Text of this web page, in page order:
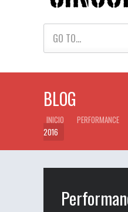
GO TO...
BLOG
INICIO PERFORMANCE
2016